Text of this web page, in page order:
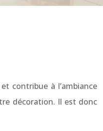
contribue à l’ambiance
décoration. Il est donc